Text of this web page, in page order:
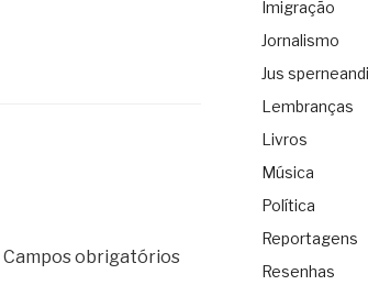
Campos obrigatórios
Imigração
Jornalismo
Jus sperneandi
Lembranças
Livros
Música
Política
Reportagens
Resenhas